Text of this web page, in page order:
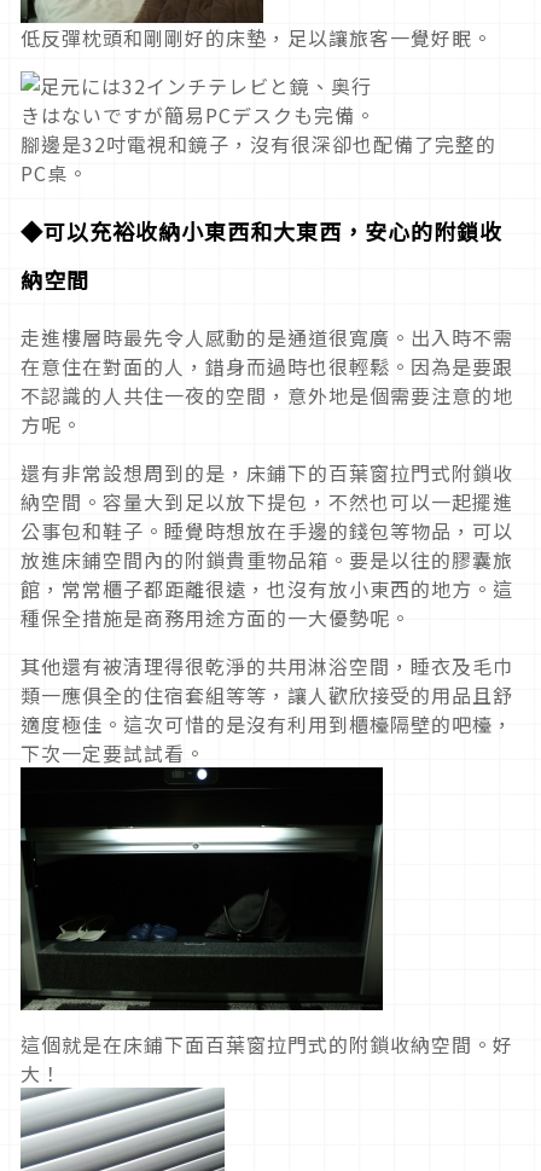
低反彈枕頭和剛剛好的床墊，足以讓旅客一覺好眠。
腳邊是32吋電視和鏡子，沒有很深卻也配備了完整的
PC桌。
◆可以充裕收納小東西和大東西，安心的附鎖收
納空間
走進樓層時最先令人感動的是通道很寬廣。出入時不需
在意住在對面的人，錯身而過時也很輕鬆。因為是要跟
不認識的人共住一夜的空間，意外地是個需要注意的地
方呢。
還有非常設想周到的是，床鋪下的百葉窗拉門式附鎖收
納空間。容量大到足以放下提包，不然也可以一起擺進
公事包和鞋子。睡覺時想放在手邊的錢包等物品，可以
放進床鋪空間內的附鎖貴重物品箱。要是以往的膠囊旅
館，常常櫃子都距離很遠，也沒有放小東西的地方。這
種保全措施是商務用途方面的一大優勢呢。
其他還有被清理得很乾淨的共用淋浴空間，睡衣及毛巾
類一應俱全的住宿套組等等，讓人歡欣接受的用品且舒
適度極佳。這次可惜的是沒有利用到櫃檯隔壁的吧檯，
下次一定要試試看。
這個就是在床鋪下面百葉窗拉門式的附鎖收納空間。好
大！